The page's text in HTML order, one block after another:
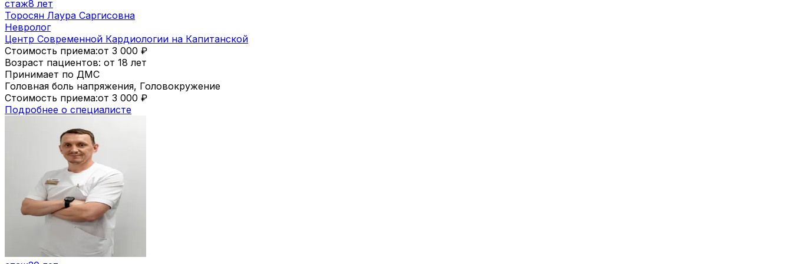
стаж8 лет
Торосян Лаура Саргисовна
Невролог
Центр Современной Кардиологии на Капитанской
Стоимость приема:от 3 000 ₽
Возраст пациентов: от 18 лет
Принимает по ДМС
Головная боль напряжения, Головокружение
Стоимость приема:от 3 000 ₽
Подробнее о специалисте